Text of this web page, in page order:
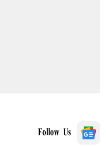
Follow Us